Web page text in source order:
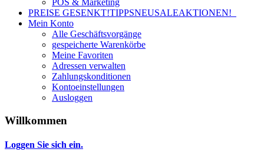
POS & Marketing
PREISE GESENKT!TIPPSNEUSALEAKTIONEN!
Mein Konto
Alle Geschäftsvorgänge
gespeicherte Warenkörbe
Meine Favoriten
Adressen verwalten
Zahlungskonditionen
Kontoeinstellungen
Ausloggen
Willkommen
Loggen Sie sich ein.